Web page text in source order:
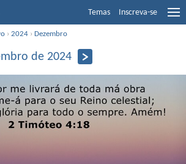
Temas Inscreva-se
›2024 ›Dezembro
de 2024